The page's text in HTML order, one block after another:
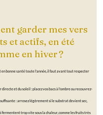
garder mes vers
et actifs, en été
en hiver ?
en bonne santé toute l’année, il faut avant tout respecter
directe et du soleil : placez vos bacs à l’ombre ou recouvrez-
: arrosez légèrement si le substrat devient sec,
fermentent trop vite sous la chaleur, comme les fruits très